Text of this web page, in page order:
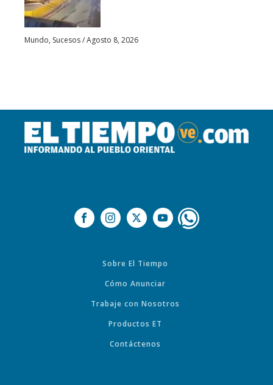
Mundo, Sucesos/Agosto 8, 2026
Sobre El Tiempo
Cómo Anunciar
Trabaje con Nosotros
Productos ET
Contáctenos